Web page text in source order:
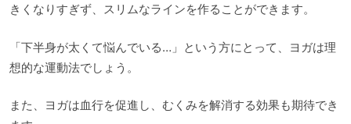
きくなりすぎず、スリムなラインを作ることができます。
「下半身が太くて悩んでいる…」という方にとって、ヨガは理
想的な運動法でしょう。
また、ヨガは血行を促進し、むくみを解消する効果も期待でき